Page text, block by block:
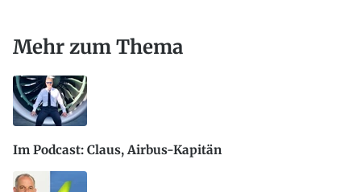
Mehr zum Thema
Im Podcast: Claus, Airbus-Kapitän